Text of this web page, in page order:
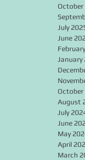
October
July
June
January
October
August
July
June
May
April
March